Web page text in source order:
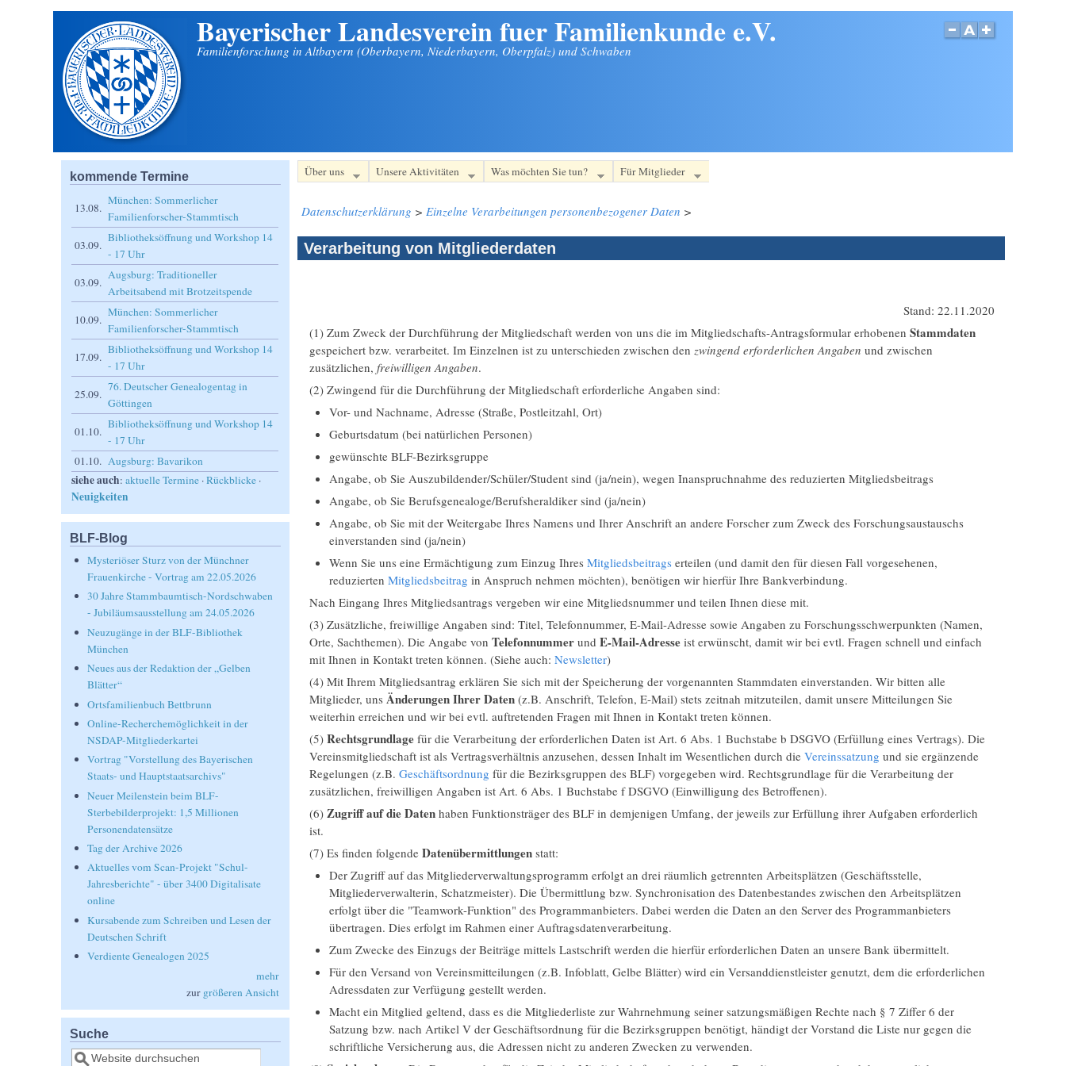
Bayerischer Landesverein fuer Familienkunde e.V.
Familienforschung in Altbayern (Oberbayern, Niederbayern, Oberpfalz) und Schwaben
Über uns Unsere Aktivitäten Was möchten Sie tun? Für Mitglieder
Datenschutzerklärung > Einzelne Verarbeitungen personenbezogener Daten >
Verarbeitung von Mitgliederdaten
Stand: 22.11.2020
(1) Zum Zweck der Durchführung der Mitgliedschaft werden von uns die im Mitgliedschafts-Antragsformular erhobenen Stammdaten
gespeichert bzw. verarbeitet. Im Einzelnen ist zu unterschieden zwischen den zwingend erforderlichen Angaben und zwischen
zusätzlichen, freiwilligen Angaben.
(2) Zwingend für die Durchführung der Mitgliedschaft erforderliche Angaben sind:
Vor- und Nachname, Adresse (Straße, Postleitzahl, Ort)
Geburtsdatum (bei natürlichen Personen)
gewünschte BLF-Bezirksgruppe
Angabe, ob Sie Auszubildender/Schüler/Student sind (ja/nein), wegen Inanspruchnahme des reduzierten Mitgliedsbeitrags
Angabe, ob Sie Berufsgenealoge/Berufsheraldiker sind (ja/nein)
Angabe, ob Sie mit der Weitergabe Ihres Namens und Ihrer Anschrift an andere Forscher zum Zweck des Forschungsaustauschs
einverstanden sind (ja/nein)
Wenn Sie uns eine Ermächtigung zum Einzug Ihres Mitgliedsbeitragserteilen (und damit den für diesen Fall vorgesehenen,
reduzierten Mitgliedsbeitrag in Anspruch nehmen möchten), benötigen wir hierfür Ihre Bankverbindung.
Nach Eingang Ihres Mitgliedsantrags vergeben wir eine Mitgliedsnummer und teilen Ihnen diese mit.
(3) Zusätzliche, freiwillige Angaben sind: Titel, Telefonnummer, E-Mail-Adresse sowie Angaben zu Forschungsschwerpunkten (Namen,
Orte, Sachthemen). Die Angabe von Telefonnummerund E-Mail-Adresseist erwünscht, damit wir bei evtl. Fragen schnell und einfach
mit Ihnen in Kontakt treten können. (Siehe auch: Newsletter)
(4) Mit Ihrem Mitgliedsantrag erklären Sie sich mit der Speicherung der vorgenannten Stammdaten einverstanden. Wir bitten alle
Mitglieder, uns Änderungen Ihrer Daten(z.B. Anschrift, Telefon, E-Mail) stets zeitnah mitzuteilen, damit unsere Mitteilungen Sie
weiterhin erreichen und wir bei evtl. auftretenden Fragen mit Ihnen in Kontakt treten können.
(5) Rechtsgrundlagefür die Verarbeitung der erforderlichen Daten ist Art. 6 Abs. 1 Buchstabe b DSGVO (Erfüllung eines Vertrags). Die
Vereinsmitgliedschaft ist als Vertragsverhältnis anzusehen, dessen Inhalt im Wesentlichen durch die Vereinssatzung und sie ergänzende
Regelungen (z.B. Geschäftsordnung für die Bezirksgruppen des BLF) vorgegeben wird. Rechtsgrundlage für die Verarbeitung der
zusätzlichen, freiwilligen Angaben ist Art. 6 Abs. 1 Buchstabe f DSGVO (Einwilligung des Betroffenen).
(6) Zugriff auf die Datenhaben Funktionsträger des BLF in demjenigen Umfang, der jeweils zur Erfüllung ihrer Aufgaben erforderlich
ist.
(7) Es finden folgende Datenübermittlungenstatt:
Der Zugriff auf das Mitgliederverwaltungsprogramm erfolgt an drei räumlich getrennten Arbeitsplätzen (Geschäftsstelle,
Mitgliederverwalterin, Schatzmeister). Die Übermittlung bzw. Synchronisation des Datenbestandes zwischen den Arbeitsplätzen
erfolgt über die "Teamwork-Funktion" des Programmanbieters. Dabei werden die Daten an den Server des Programmanbieters
übertragen. Dies erfolgt im Rahmen einer Auftragsdatenverarbeitung.
Zum Zwecke des Einzugs der Beiträge mittels Lastschrift werden die hierfür erforderlichen Daten an unsere Bank übermittelt.
Für den Versand von Vereinsmitteilungen (z.B. Infoblatt, Gelbe Blätter) wird ein Versanddienstleister genutzt, dem die erforderlichen
Adressdaten zur Verfügung gestellt werden.
Macht ein Mitglied geltend, dass es die Mitgliederliste zur Wahrnehmung seiner satzungsmäßigen Rechte nach § 7 Ziffer 6 der
Satzung bzw. nach Artikel V der Geschäftsordnung für die Bezirksgruppen benötigt, händigt der Vorstand die Liste nur gegen die
schriftliche Versicherung aus, die Adressen nicht zu anderen Zwecken zu verwenden.
kommende Termine
13.08.
München: Sommerlicher
Familienforscher-Stammtisch
03.09.
Bibliotheksöffnung und Workshop 14
- 17 Uhr
03.09.
Augsburg: Traditioneller
Arbeitsabend mit Brotzeitspende
10.09.
München: Sommerlicher
Familienforscher-Stammtisch
17.09.
Bibliotheksöffnung und Workshop 14
- 17 Uhr
25.09.
76. Deutscher Genealogentag in
Göttingen
01.10.
Bibliotheksöffnung und Workshop 14
- 17 Uhr
01.10. Augsburg: Bavarikon
siehe auch:aktuelle Termine ·Rückblicke ·
Neuigkeiten
BLF-Blog
Mysteriöser Sturz von der Münchner
Frauenkirche - Vortrag am 22.05.2026
30 Jahre Stammbaumtisch-Nordschwaben
- Jubiläumsausstellung am 24.05.2026
Neuzugänge in der BLF-Bibliothek
München
Neues aus der Redaktion der „Gelben
Blätter“
Ortsfamilienbuch Bettbrunn
Online-Recherchemöglichkeit in der
NSDAP-Mitgliederkartei
Vortrag "Vorstellung des Bayerischen
Staats- und Hauptstaatsarchivs"
Neuer Meilenstein beim BLF-
Sterbebilderprojekt: 1,5 Millionen
Personendatensätze
Tag der Archive 2026
Aktuelles vom Scan-Projekt "Schul-
Jahresberichte" - über 3400 Digitalisate
online
Kursabende zum Schreiben und Lesen der
Deutschen Schrift
Verdiente Genealogen 2025
mehr
zur größeren Ansicht
Suche
Suche